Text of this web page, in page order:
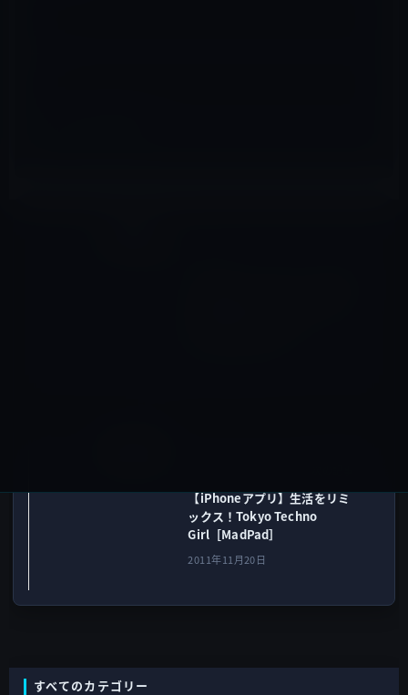
【iPhoneアプリ】生活をリミ
ックス！Tokyo Techno
Girl［MadPad］
2011年11月20日
すべてのカテゴリー